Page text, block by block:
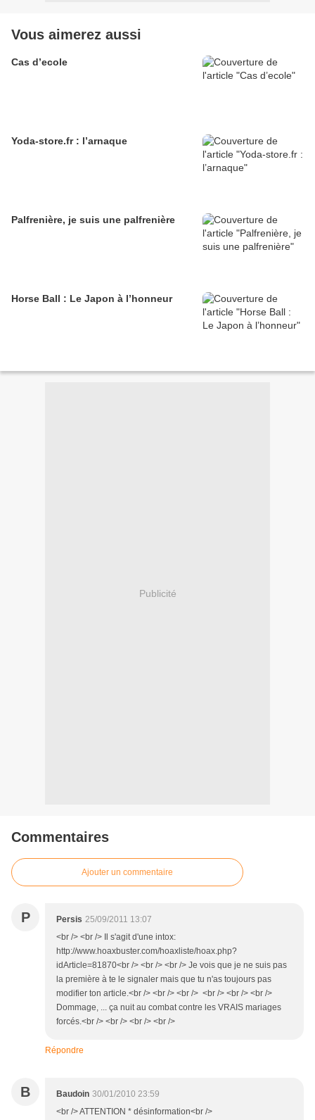
Vous aimerez aussi
Cas d’ecole
Yoda-store.fr : l’arnaque
Palfrenière, je suis une palfrenière
Horse Ball : Le Japon à l’honneur
Publicité
Commentaires
Ajouter un commentaire
P Persis 25/09/2011 13:07
<br /> <br /> Il s'agit d'une intox:
http://www.hoaxbuster.com/hoaxliste/hoax.php?
idArticle=81870<br /> <br /> <br /> Je vois que je ne suis pas
la première à te le signaler mais que tu n'as toujours pas
modifier ton article.<br /> <br /> <br /> <br /> <br /> <br />
Dommage, ... ça nuit au combat contre les VRAIS mariages
forcés.<br /> <br /> <br /> <br />
Répondre
B Baudoin 30/01/2010 23:59
<br /> ATTENTION * désinformation<br />